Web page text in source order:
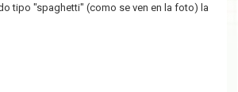
tipo "spaghetti" (como se ven en la foto) la